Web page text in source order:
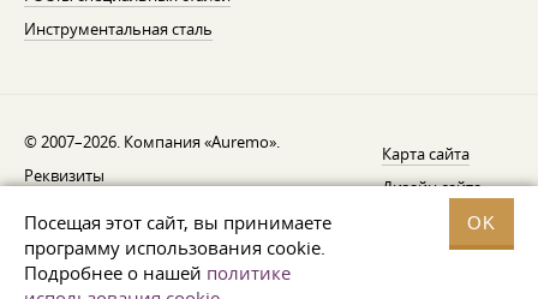
Посещая этот сайт, вы принимаете
программу использования cookie.
Подробнее о нашей политике
OK
Инструментальная сталь
© 2007–2026. Компания «Auremo».
Реквизиты
Уведомление об отзыве
Защита данных
Карта сайта
Дизайн сайта —